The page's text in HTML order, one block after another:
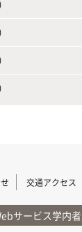
交通アクセス
サービス学内